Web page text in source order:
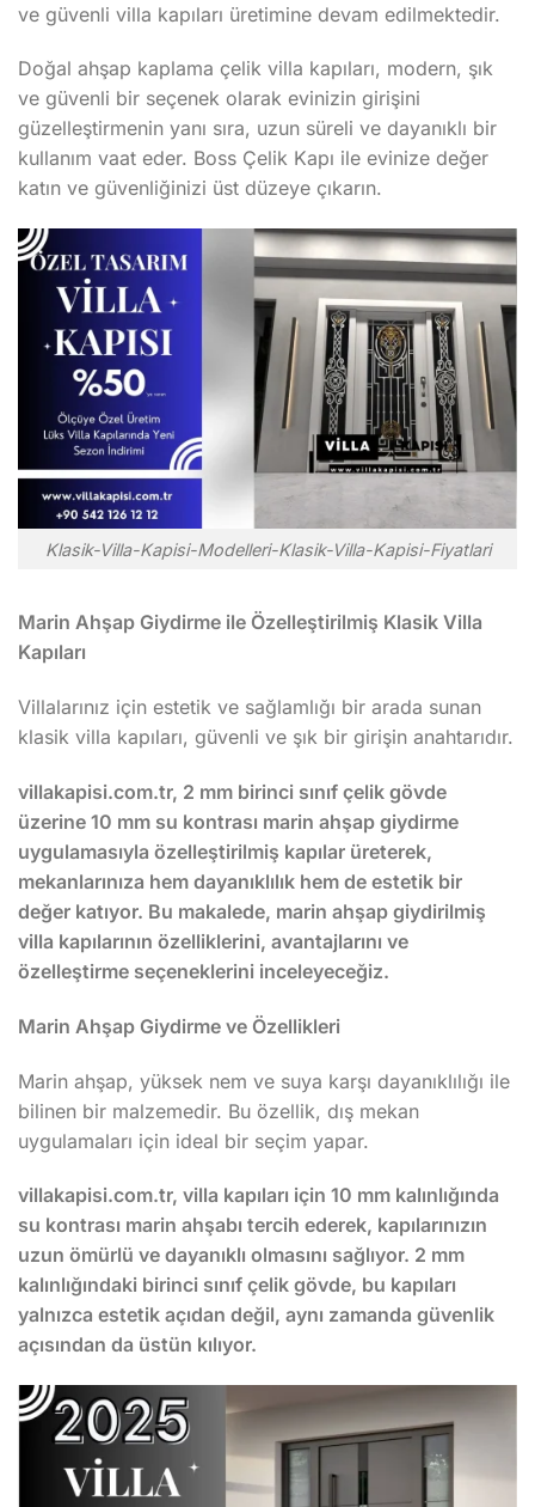
ve güvenli villa kapıları üretimine devam edilmektedir.
Doğal ahşap kaplama çelik villa kapıları, modern, şık
ve güvenli bir seçenek olarak evinizin girişini
güzelleştirmenin yanı sıra, uzun süreli ve dayanıklı bir
kullanım vaat eder. Boss Çelik Kapı ile evinize değer
katın ve güvenliğinizi üst düzeye çıkarın.
Klasik-Villa-Kapisi-Modelleri-Klasik-Villa-Kapisi-Fiyatlari
Marin Ahşap Giydirme ile Özelleştirilmiş Klasik Villa
Kapıları
Villalarınız için estetik ve sağlamlığı bir arada sunan
klasik villa kapıları, güvenli ve şık bir girişin anahtarıdır.
villakapisi.com.tr, 2 mm birinci sınıf çelik gövde
üzerine 10 mm su kontrası marin ahşap giydirme
uygulamasıyla özelleştirilmiş kapılar üreterek,
mekanlarınıza hem dayanıklılık hem de estetik bir
değer katıyor. Bu makalede, marin ahşap giydirilmiş
villa kapılarının özelliklerini, avantajlarını ve
özelleştirme seçeneklerini inceleyeceğiz.
Marin Ahşap Giydirme ve Özellikleri
Marin ahşap, yüksek nem ve suya karşı dayanıklılığı ile
bilinen bir malzemedir. Bu özellik, dış mekan
uygulamaları için ideal bir seçim yapar.
villakapisi.com.tr, villa kapıları için 10 mm kalınlığında
su kontrası marin ahşabı tercih ederek, kapılarınızın
uzun ömürlü ve dayanıklı olmasını sağlıyor. 2 mm
kalınlığındaki birinci sınıf çelik gövde, bu kapıları
yalnızca estetik açıdan değil, aynı zamanda güvenlik
açısından da üstün kılıyor.